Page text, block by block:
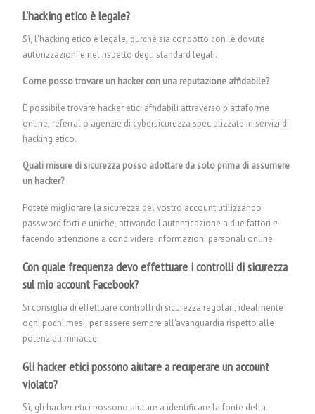
L'hacking etico è legale?
Sì, l'hacking etico è legale, purché sia condotto con le dovute
autorizzazioni e nel rispetto degli standard legali.
Come posso trovare un hacker con una reputazione affidabile?
È possibile trovare hacker etici affidabili attraverso piattaforme
online, referral o agenzie di cybersicurezza specializzate in servizi di
hacking etico.
Quali misure di sicurezza posso adottare da solo prima di assumere
un hacker?
Potete migliorare la sicurezza del vostro account utilizzando
password forti e uniche, attivando l'autenticazione a due fattori e
facendo attenzione a condividere informazioni personali online.
Con quale frequenza devo effettuare i controlli di sicurezza
sul mio account Facebook?
Si consiglia di effettuare controlli di sicurezza regolari, idealmente
ogni pochi mesi, per essere sempre all'avanguardia rispetto alle
potenziali minacce.
Gli hacker etici possono aiutare a recuperare un account
violato?
Sì, gli hacker etici possono aiutare a identificare la fonte della